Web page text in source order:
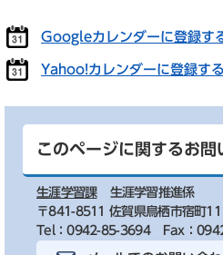
Googleカレンダーに登録す
Yahoo!カレンダーに登録する
このページに関するお問
生涯学習課
生涯学習推進係
〒841-8511 佐賀県鳥栖市宿町
Tel：0942-85-3694
Fax：